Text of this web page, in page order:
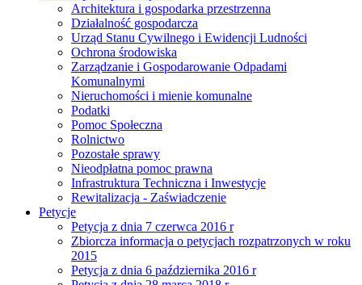
Architektura i gospodarka przestrzenna
Działalność gospodarcza
Urząd Stanu Cywilnego i Ewidencji Ludności
Ochrona środowiska
Zarządzanie i Gospodarowanie Odpadami
Komunalnymi
Nieruchomości i mienie komunalne
Podatki
Pomoc Społeczna
Rolnictwo
Pozostałe sprawy
Nieodpłatna pomoc prawna
Infrastruktura Techniczna i Inwestycje
Rewitalizacja - Zaświadczenie
Petycje
Petycja z dnia 7 czerwca 2016 r
Zbiorcza informacja o petycjach rozpatrzonych w roku
2015
Petycja z dnia 6 października 2016 r